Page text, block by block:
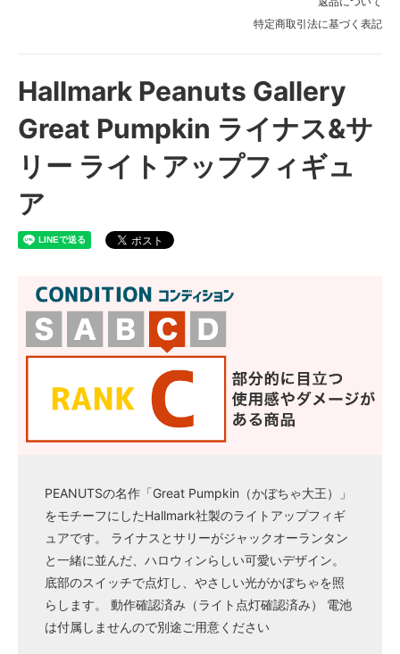
特定商取引法に基づく表記
Hallmark Peanuts Gallery
Great Pumpkin ライナス&サ
リー ライトアップフィギュ
ア
PEANUTSの名作「Great Pumpkin（かぼちゃ大王）」
をモチーフにしたHallmark社製のライトアップフィギ
ュアです。 ライナスとサリーがジャックオーランタン
と一緒に並んだ、ハロウィンらしい可愛いデザイン。
底部のスイッチで点灯し、やさしい光がかぼちゃを照
らします。 動作確認済み（ライト点灯確認済み） 電池
は付属しませんので別途ご用意ください